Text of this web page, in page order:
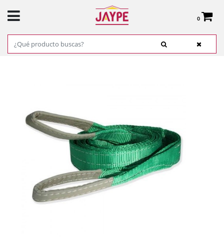
0
Total:
0,00 €
VER CESTA